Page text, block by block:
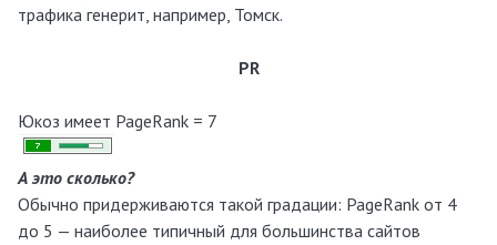
трафика генерит, например, Томск.
PR
Юкоз имеет PageRank = 7
А это сколько?
Обычно придерживаются такой градации: PageRank от 4
до 5 — наиболее типичный для большинства сайтов